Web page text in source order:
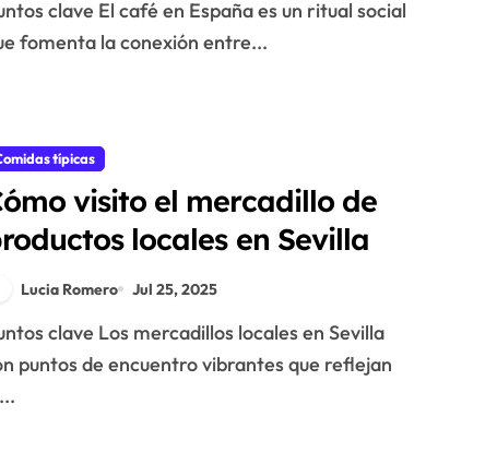
fomenta la conexión entre...
típicas
visito el mercadillo de
locales en Sevilla
Lucia Romero Jul 25, 2025
puntos de encuentro vibrantes que reflejan